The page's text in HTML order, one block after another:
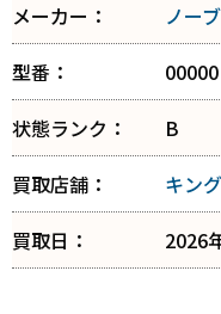
メーカー：
ノー
型番：
00000
状態ランク：
B
買取店舗：
キン
買取日：
2026